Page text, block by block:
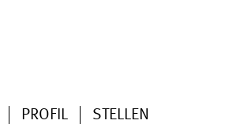
PROFIL STELLEN